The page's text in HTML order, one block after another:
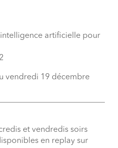
artificielle pour
vendredi 19 décembre
et vendredis soirs
en replay sur